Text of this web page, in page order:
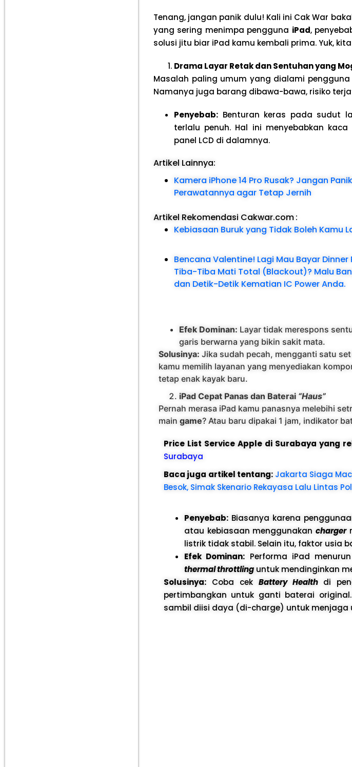
Tenang, jangan panik dulu! Kali ini Cak War
yang sering menimpa pengguna iPad,
solusi jitu biar iPad kamu kembali prima. Yuk,
Drama Layar Retak dan Sentuhan yang
Masalah paling umum yang dialami pengguna
Namanya juga barang dibawa-bawa, risiko
Penyebab:Benturan keras pada sudut
terlalu penuh. Hal ini menyebabkan
panel LCD di dalamnya.
Artikel Lainnya:
Kamera iPhone 14 Pro Rusak? Jangan
Perawatannya agar Tetap Jernih
Artikel Rekomendasi Cakwar.com:
Kebiasaan Buruk yang Tidak Boleh Kamu
Bencana Valentine! Lagi Mau Bayar Dinner
Tiba-Tiba Mati Total (Blackout)? Malu
dan Detik-Detik Kematian IC Power Anda.
Efek Dominan: Layar tidak merespons
garis berwarna yang bikin sakit mata.
Solusinya: Jika sudah pecah, mengganti satu set
kamu memilih layanan yang menyediakan
tetap enak kayak baru.
iPad Cepat Panas dan Baterai “Haus”
Pernah merasa iPad kamu panasnya melebihi
main game? Atau baru dipakai 1 jam, indikator
Price List Service Apple di Surabaya yang
Surabaya
Baca juga artikel tentang: Jakarta Siaga
Besok, Simak Skenario Rekayasa Lalu Lintas
Penyebab:Biasanya karena
atau kebiasaan menggunakancharger
listrik tidak stabil. Selain itu, faktor usia
Efek Dominan: Performa iPad
thermal throttlinguntuk mendinginkan
Solusinya:Coba cek Battery Healthdi
pertimbangkan untuk ganti baterai
sambil diisi daya (di-charge) untuk menjaga